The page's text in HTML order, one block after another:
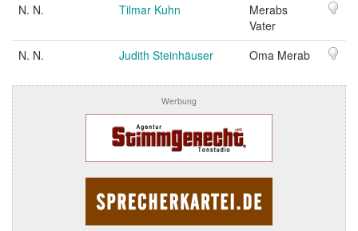
N. N.
Tilmar Kuhn
Merabs
Vater
N. N.
Judith Steinhäuser Oma Merab
Werbung